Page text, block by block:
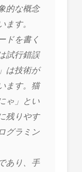
的な概念
ます。
ドを書く
試行錯誤
は技術が
ます。猫
ゃ」とい
残りやす
グラミン
あり、手